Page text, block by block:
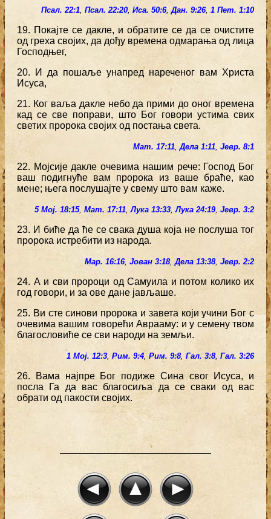
Псал. 22:1, Псал. 22:20, Иса. 50:6,Дан. 9:26, 1 Пет. 1:10
19. Покајте се дакле, и обратите се да се очистите
од греха својих, да дођу времена одмарања од лица
Господњег,
20. И да пошаље унапред нареченог вам Христа
Исуса,
21. Ког ваља дакле небо да прими до оног времена
кад се све поправи, што Бог говори устима свих
светих пророка својих од постања света.
Мат. 17:11,Дела 1:11, Јевр. 8:1
22. Мојсије дакле очевима нашим рече: Господ Бог
ваш подигнуће вам пророка из ваше браће, као
мене; њега послушајте у свему што вам каже.
5 Мој. 18:15, Мат. 17:11,Лука 13:33,Лука 24:19, Јевр. 3:2
23. И биће да ће се свака душа која не послуша тог
пророка истребити из народа.
Мар. 16:16, Јован 3:18,Дела 13:38, Јевр. 2:2
24. А и сви пророци од Самуила и потом колико их
год говори, и за ове дане јављаше.
25. Ви сте синови пророка и завета који учини Бог с
очевима вашим говорећи Аврааму: и у семену твом
благословиће се сви народи на земљи.
1 Мој. 12:3, Рим. 9:4, Рим. 9:8, Гал. 3:8, Гал. 3:26
26. Вама најпре Бог подиже Сина свог Исуса, и
посла Га да вас благосиља да се сваки од вас
обрати од пакости својих.